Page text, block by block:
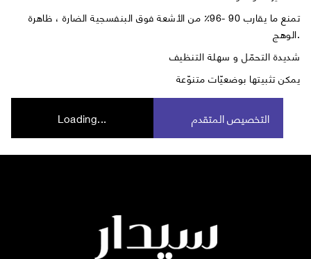
تمنع ما يقارب 90 -96٪ من الأشعة فوق البنفسجية الضارة ، ظاهرة
الوهج.
شديدة التحمّل و سهلة التنظيف
يمكن تثبيتها بوضعيّات متنوّعة
Loading... التخصيص المتقدم